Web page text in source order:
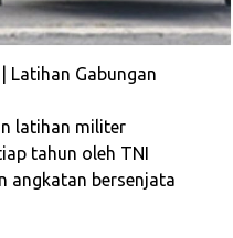
Latihan Gabungan
latihan militer
tahun oleh TNI
angkatan bersenjata